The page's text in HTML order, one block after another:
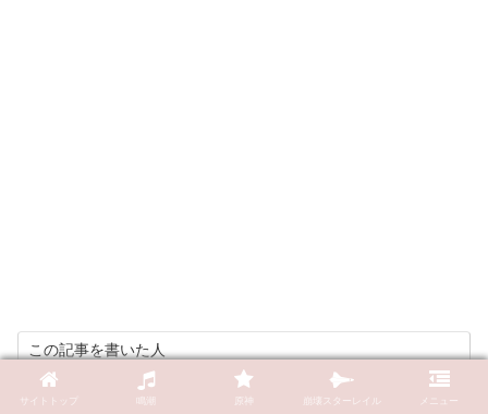
この記事を書いた人
け。(しゃかもと)
本とゲームが好き。ネトゲ歴が長い。
サイトトップ 原神 崩壊スターレイル メニュー